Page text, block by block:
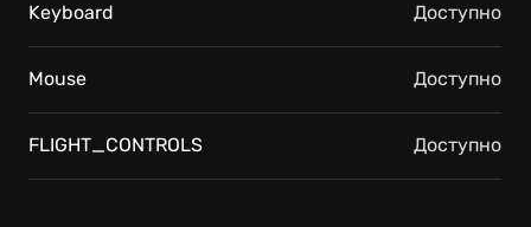
Keyboard Доступно
Mouse Доступно
FLIGHT_CONTROLS Доступно